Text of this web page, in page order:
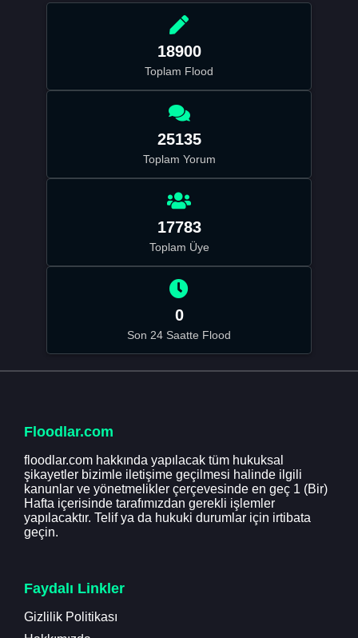
18900
Toplam Flood
25135
Toplam Yorum
17783
Toplam Üye
0
Son 24 Saatte Flood
Floodlar.com
floodlar.com hakkında yapılacak tüm hukuksal
şikayetler bizimle iletişime geçilmesi halinde ilgili
kanunlar ve yönetmelikler çerçevesinde en geç 1 (Bir)
Hafta içerisinde tarafımızdan gerekli işlemler
yapılacaktır. Telif ya da hukuki durumlar için irtibata
geçin.
Faydalı Linkler
Gizlilik Politikası